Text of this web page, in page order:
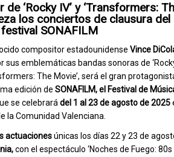
‘Rocky IV’ y ‘Transformers:
los conciertos de clausura del
festival SONAFILM
compositor estadounidense Vince
sus emblemáticas bandas sonoras de
The Movie’, será el gran
edición de SONAFILM, el Festival de
se celebrarádel 1 al 23 de agosto de 2025
la Comunidad Valenciana.
actuacionesúnicas los días 22 y 23 de
con el espectáculo ‘Noches de Fuego: